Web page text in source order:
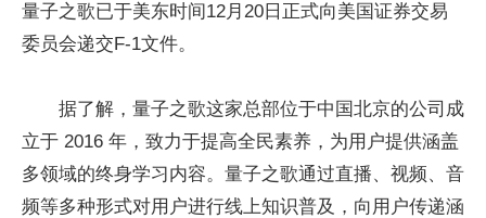
量子之歌已于美东时间12月20日正式向美国证券交易
委员会递交F-1文件。
据了解，量子之歌这家总部位于中国北京的公司成
立于 2016 年，致力于提高全民素养，为用户提供涵盖
多领域的终身学习内容。量子之歌通过直播、视频、音
频等多种形式对用户进行线上知识普及，向用户传递涵